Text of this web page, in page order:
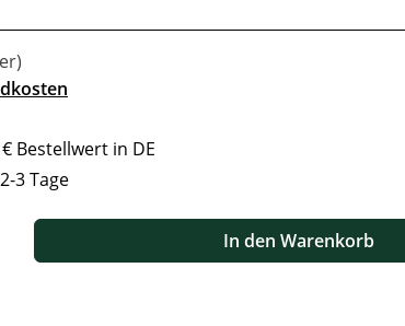
Bestellwert in DE
3 Tage
Wert ein oder benutze die Schaltflächen um die
In den Warenkorb